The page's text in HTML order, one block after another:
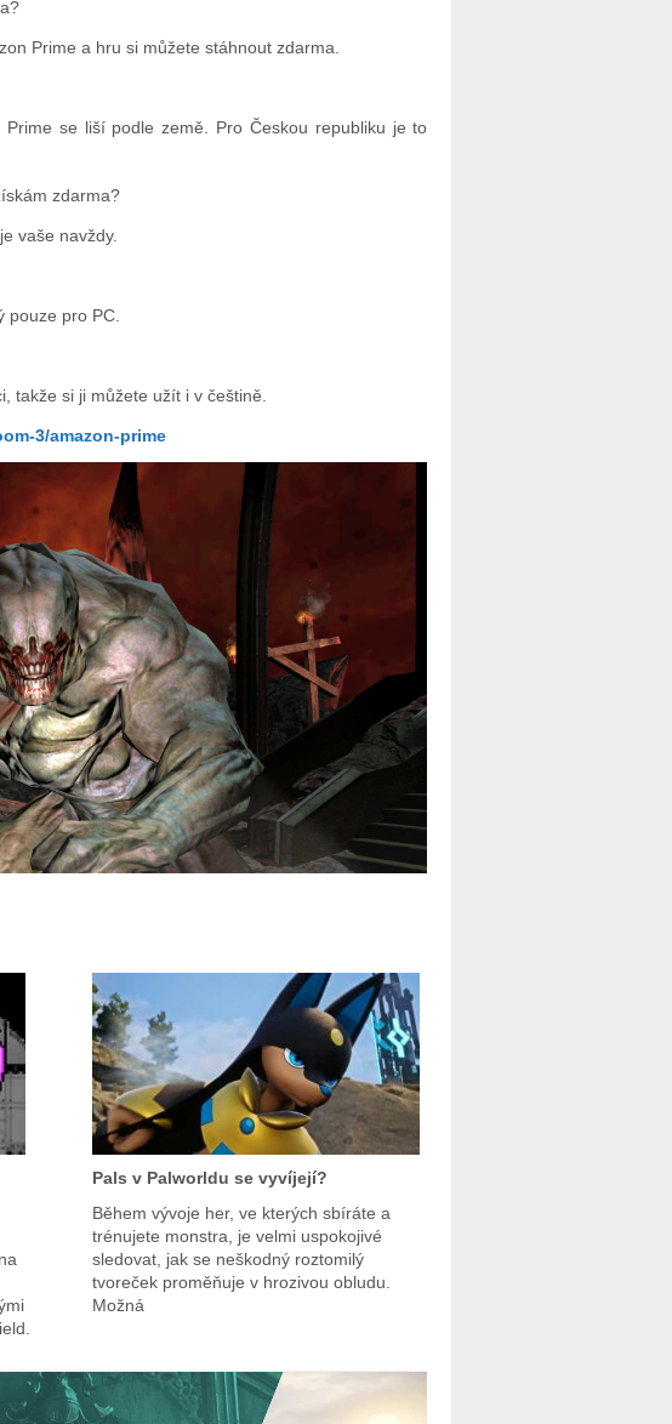
Prime a hru si můžete stáhnout zdarma.
se liší podle země. Pro Českou republiku je to
zdarma?
vaše navždy.
pouze pro PC.
takže si ji můžete užít i v češtině.
3/amazon-prime
Pals v Palworldu se vyvíjejí?
Během vývoje her, ve kterých sbíráte a
trénujete monstra, je velmi uspokojivé
sledovat, jak se neškodný roztomilý
tvoreček proměňuje v hrozivou obludu.
Možná